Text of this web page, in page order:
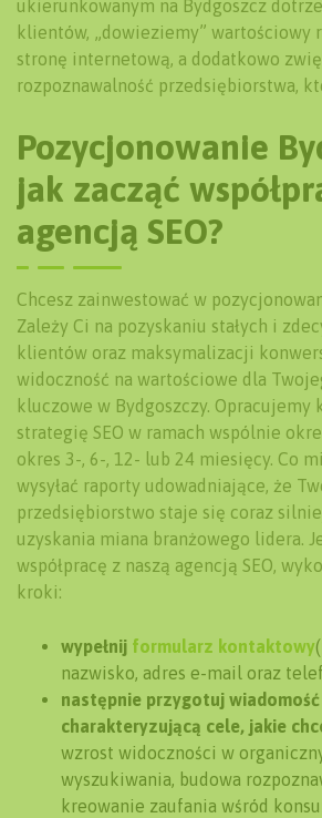
ukierunkowanym na Bydgoszcz
klientów, „dowieziemy” wartościowy
stronę internetową, a dodatkowo
rozpoznawalność przedsiębiorstwa,
Pozycjonowanie
jak zacząć
agencją SEO?
Chcesz zainwestować w
Zależy Ci na pozyskaniu stałych i
klientów oraz maksymalizacji
widoczność na wartościowe dla
kluczowe w Bydgoszczy. Opracujemy
strategię SEO w ramach wspólnie
okres 3-, 6-, 12- lub 24 miesięcy. Co
wysyłać raporty udowadniające, że
przedsiębiorstwo staje się coraz
uzyskania miana branżowego lidera.
współpracę z naszą agencją SEO,
kroki:
wypełnij formularz kontaktowy
nazwisko, adres e-mail oraz
następnie przygotuj
charakteryzującą cele, jakie
wzrost widoczności w
wyszukiwania, budowa
kreowanie zaufania wśród